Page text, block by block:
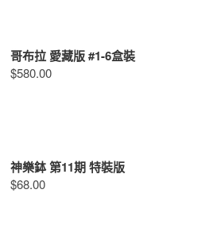
哥布拉 愛藏版 #1-6盒裝
$580.00
神樂鉢 第11期 特裝版
$68.00